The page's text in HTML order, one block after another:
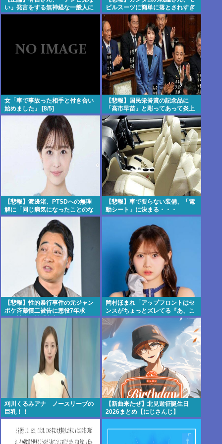
い」発言をする無神経な一般人に
ガチ憤慨・・・・・・・・・
ビルスーツに簡単に落とされすぎ
るwww
女「車で事故った相手と付き合い
始めました」 [8/5]
【悲報】国民栄誉賞の記念品に
「高市早苗」と彫ってあって炎上
【悲報】渡邊渚、PTSDへの無理
解に「同じ病気になったことのな
い人間にはわからない」
【悲報】車で要らない装備、「電
動シート」に決まる・・・
【悲報】性的暴行事件の元ジャン
ポケ斉藤慎二被告に懲役7年求
刑、被害女性「安心して眠りた
い」
岡村ほまれ「アップフロントはセ
ンスがちょっとズレてる『あ、こ
れ選ぶんだぁ』みたいな。悪口で
はなく斬新
刈川くるみアナ ノースリーブの
巨乳！！
【新曲来たぜ】北見遊征誕生日
2026まとめ【にじさんじ】